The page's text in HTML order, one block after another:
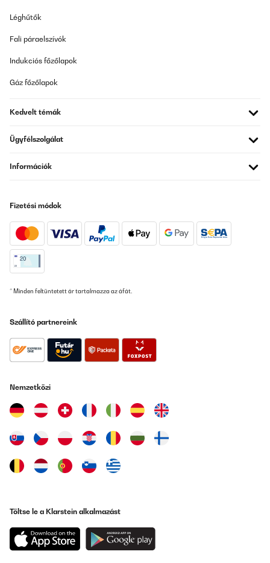
Léghűtők
Fali páraelszívók
Indukciós főzőlapok
Gáz főzőlapok
Kedvelt témák
Ügyfélszolgálat
Információk
Fizetési módok
* Minden feltüntetett ár tartalmazza az áfát.
Szállító partnereink
Nemzetközi
Töltse le a Klarstein alkalmazást